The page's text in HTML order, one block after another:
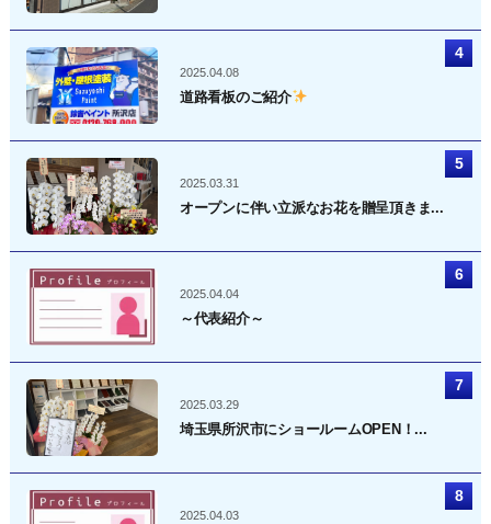
2025.04.08
道路看板のご紹介
2025.03.31
オープンに伴い立派なお花を贈呈頂きま...
2025.04.04
～代表紹介～
2025.03.29
埼玉県所沢市にショールームOPEN！...
2025.04.03